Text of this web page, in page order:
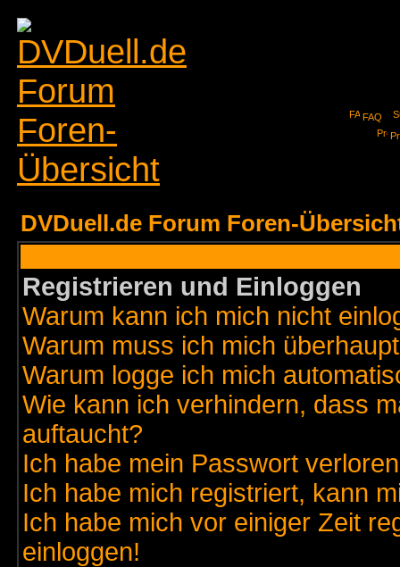
FAQ
DVDuell.de Forum Foren-
Registrieren und Einloggen
Warum kann ich mich nicht
Warum muss ich mich
Warum logge ich mich
Wie kann ich verhindern, dass
auftaucht?
Ich habe mein Passwort
Ich habe mich registriert, kann
Ich habe mich vor einiger Zeit
einloggen!